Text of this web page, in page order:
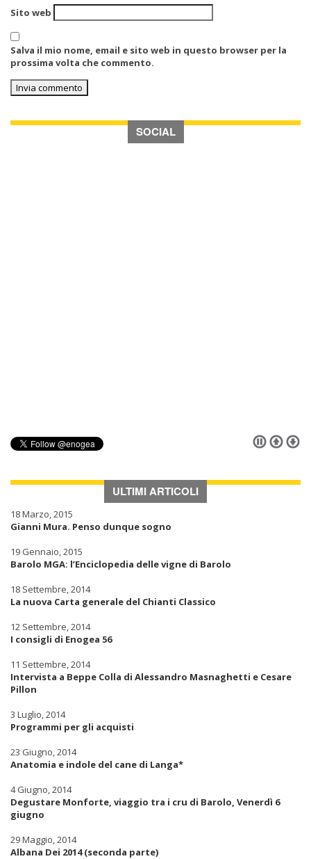
Sito web
Salva il mio nome, email e sito web in questo browser per la
prossima volta che commento.
SOCIAL
ULTIMI ARTICOLI
18 Marzo, 2015
Gianni Mura. Penso dunque sogno
19 Gennaio, 2015
Barolo MGA: l’Enciclopedia delle vigne di Barolo
18 Settembre, 2014
La nuova Carta generale del Chianti Classico
12 Settembre, 2014
I consigli di Enogea 56
11 Settembre, 2014
Intervista a Beppe Colla di Alessandro Masnaghetti e Cesare
Pillon
3 Luglio, 2014
Programmi per gli acquisti
23 Giugno, 2014
Anatomia e indole del cane di Langa*
4 Giugno, 2014
Degustare Monforte, viaggio tra i cru di Barolo, Venerdì 6
giugno
29 Maggio, 2014
Albana Dei 2014 (seconda parte)